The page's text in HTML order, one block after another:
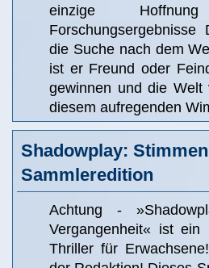
einzige
die Suche nach dem
ist er Freund oder
gewinnen und die
diesem aufregenden
Shadowplay:
Sammleredition
Achtung -
Vergangenheit« ist ein
Thriller für